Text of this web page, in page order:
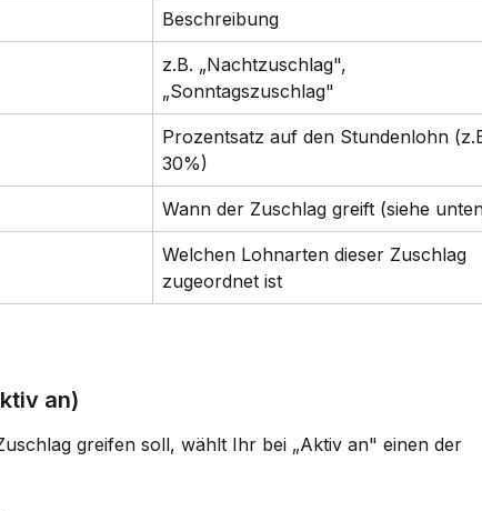
Beschreibung
z.B. „Nachtzuschlag",
„Sonntagszuschlag"
Prozentsatz auf den Stundenlohn
30%)
Wann der Zuschlag greift (siehe
Welchen Lohnarten dieser Zuschlag
zugeordnet ist
an)
greifen soll, wählt Ihr bei „Aktiv an" einen der